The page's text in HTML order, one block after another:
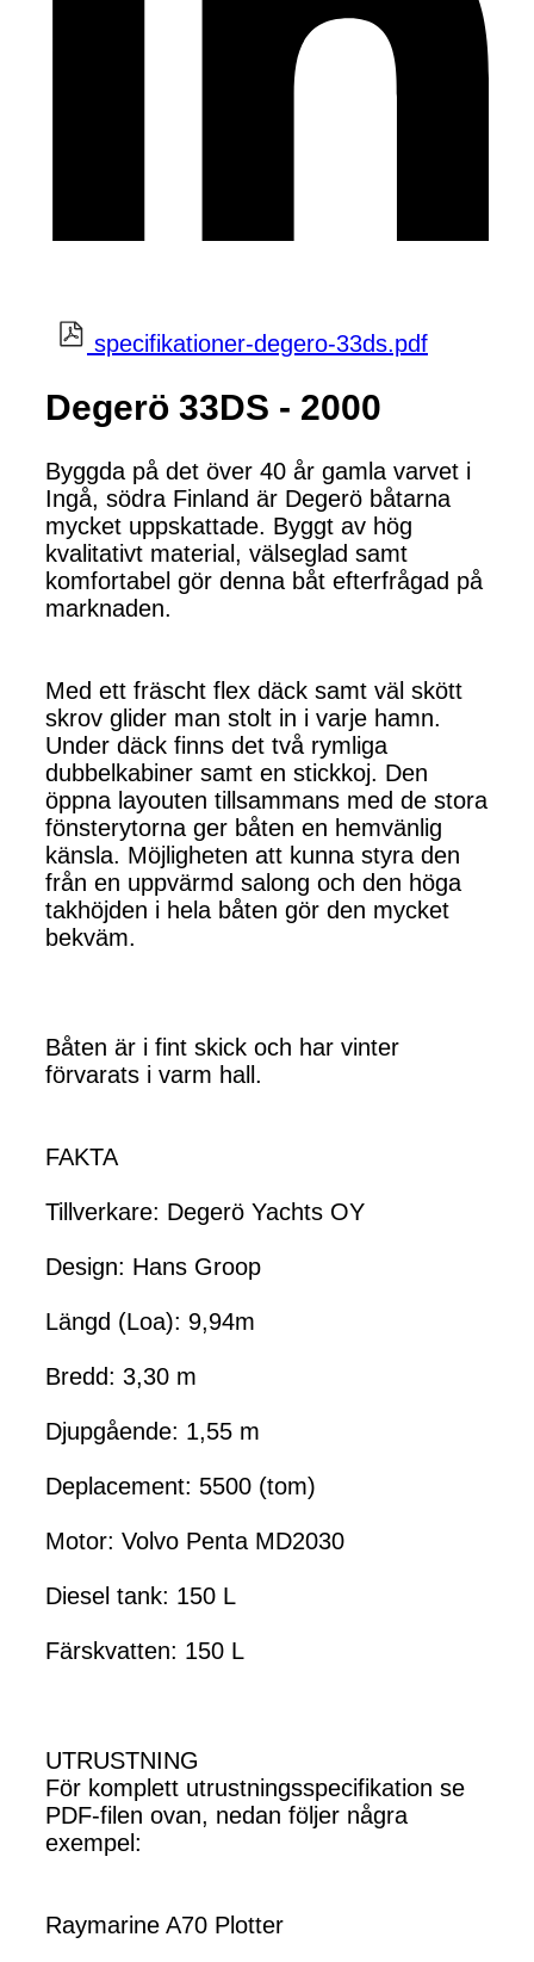
specifikationer-degero-33ds.pdf
Degerö 33DS - 2000
Byggda på det över 40 år gamla varvet i
Ingå, södra Finland är Degerö båtarna
mycket uppskattade. Byggt av hög
kvalitativt material, välseglad samt
komfortabel gör denna båt efterfrågad på
marknaden.
Med ett fräscht flex däck samt väl skött
skrov glider man stolt in i varje hamn.
Under däck finns det två rymliga
dubbelkabiner samt en stickkoj. Den
öppna layouten tillsammans med de stora
fönsterytorna ger båten en hemvänlig
känsla. Möjligheten att kunna styra den
från en uppvärmd salong och den höga
takhöjden i hela båten gör den mycket
bekväm.
Båten är i fint skick och har vinter
förvarats i varm hall.
FAKTA
Tillverkare: Degerö Yachts OY
Design: Hans Groop
Längd (Loa): 9,94m
Bredd: 3,30 m
Djupgående: 1,55 m
Deplacement: 5500 (tom)
Motor: Volvo Penta MD2030
Diesel tank: 150 L
Färskvatten: 150 L
UTRUSTNING
För komplett utrustningsspecifikation se
PDF-filen ovan, nedan följer några
exempel:
Raymarine A70 Plotter